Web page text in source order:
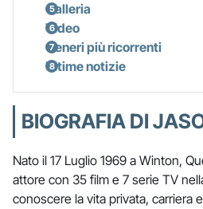
Galleria
Video
Generi più ricorrenti
Ultime notizie
BIOGRAFIA DI
Nato il 17 Luglio 1969 a Winton,
attore con 35 film e 7 serie TV
conoscere la vita privata, carriera